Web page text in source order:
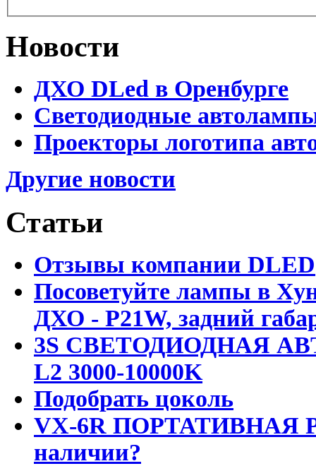
Новости
ДХО DLed в Оренбурге
Светодиодные
Проекторы логотипа
Другие новости
Статьи
Отзывы компании DLED
Посоветуйте лампы в
ДХО - P21W, задний
3S СВЕТОДИОДНАЯ
L2 3000-10000K
Подобрать цоколь
VX-6R ПОРТАТИВНАЯ
наличии?